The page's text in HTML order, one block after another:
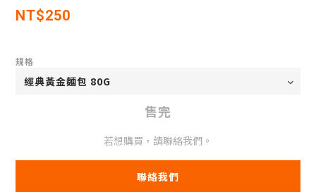
NT$250
規格
售完
若想購買，請聯絡我們。
聯絡我們